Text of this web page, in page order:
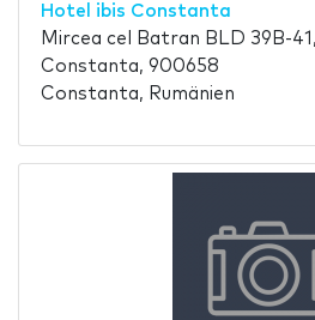
Hotel ibis Constanta
Mircea cel Batran BLD 39B-
Constanta, 900658
Constanta, Rumänien